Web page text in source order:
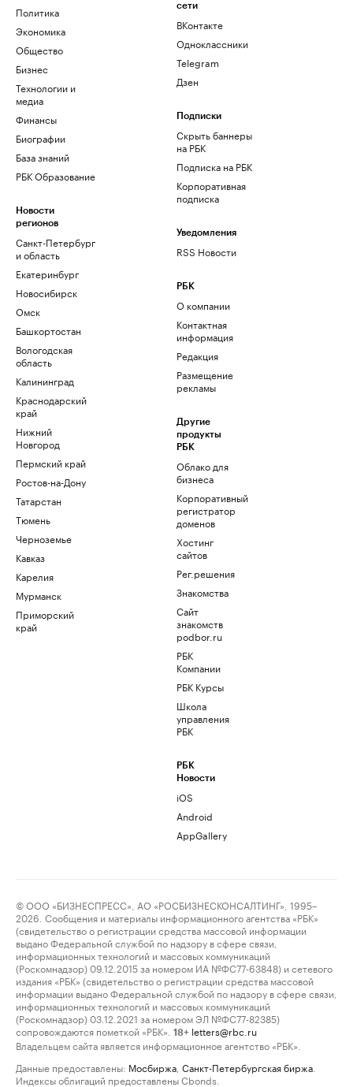
Политика
Экономика
Общество
Бизнес
Технологии и
медиа
Финансы
Биографии
База знаний
РБК Образование
Новости
регионов
Санкт-Петербург
и область
Екатеринбург
Новосибирск
Омск
Башкортостан
Вологодская
область
Калининград
Краснодарский
край
Нижний
Новгород
Пермский край
Ростов-на-Дону
Татарстан
Тюмень
Черноземье
Кавказ
Карелия
Мурманск
Приморский
край
сети
ВКонтакте
Одноклассники
Telegram
Дзен
Подписки
Скрыть баннеры
на РБК
Подписка на РБК
Корпоративная
подписка
Уведомления
RSS Новости
РБК
О компании
Контактная
информация
Редакция
Размещение
рекламы
Другие
продукты
РБК
Облако для
бизнеса
Корпоративный
регистратор
доменов
Хостинг
сайтов
Рег.решения
Знакомства
Сайт
знакомств
podbor.ru
РБК
Компании
РБК Курсы
Школа
управления
РБК
РБК
Новости
iOS
Android
AppGallery
© ООО «БИЗНЕСПРЕСС», АО «РОСБИЗНЕСКОНСАЛТИНГ», 1995–
2026. Сообщения и материалы информационного агентства «РБК»
(свидетельство о регистрации средства массовой информации
выдано Федеральной службой по надзору в сфере связи,
информационных технологий и массовых коммуникаций
(Роскомнадзор) 09.12.2015 за номером ИА №ФС77-63848) и сетевого
издания «РБК» (свидетельство о регистрации средства массовой
информации выдано Федеральной службой по надзору в сфере связи,
информационных технологий и массовых коммуникаций
(Роскомнадзор) 03.12.2021 за номером ЭЛ №ФС77-82385)
сопровождаются пометкой «РБК».
18+ letters@rbc.ru
Владельцем сайта является информационное агентство «РБК».
Данные предоставлены: Мосбиржа Санкт-Петербургская биржа
Индексы облигаций предоставлены Cbonds.